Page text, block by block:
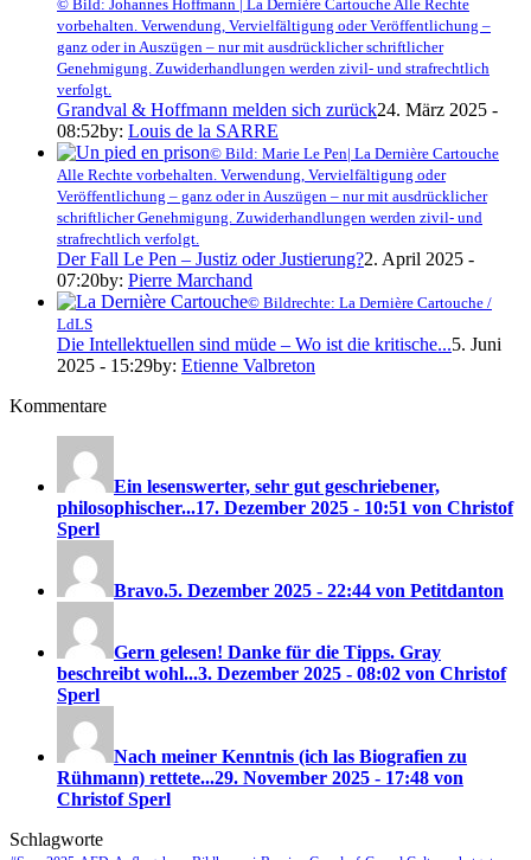
© Bild: Johannes Hoffmann | La Dernière Cartouche Alle Rechte
vorbehalten. Verwendung, Vervielfältigung oder Veröffentlichung –
ganz oder in Auszügen – nur mit ausdrücklicher schriftlicher
Genehmigung. Zuwiderhandlungen werden zivil- und strafrechtlich
verfolgt.
Grandval & Hoffmann melden sich zurück24. März 2025 -
08:52by: Louis de la SARRE
© Bild: Marie Le Pen| La Dernière Cartouche
Alle Rechte vorbehalten. Verwendung, Vervielfältigung oder
Veröffentlichung – ganz oder in Auszügen – nur mit ausdrücklicher
schriftlicher Genehmigung. Zuwiderhandlungen werden zivil- und
strafrechtlich verfolgt.
Der Fall Le Pen – Justiz oder Justierung?2. April 2025 -
07:20by: Pierre Marchand
© Bildrechte: La Dernière Cartouche /
LdLS
Die Intellektuellen sind müde – Wo ist die kritische...5. Juni
2025 - 15:29by: Etienne Valbreton
Kommentare
Ein lesenswerter, sehr gut geschriebener,
philosophischer...17. Dezember 2025 - 10:51 von Christof
Sperl
Bravo.5. Dezember 2025 - 22:44 von Petitdanton
Gern gelesen! Danke für die Tipps. Gray
beschreibt wohl...3. Dezember 2025 - 08:02 von Christof
Sperl
Nach meiner Kenntnis (ich las Biografien zu
Rühmann) rettete...29. November 2025 - 17:48 von
Christof Sperl
Schlagworte